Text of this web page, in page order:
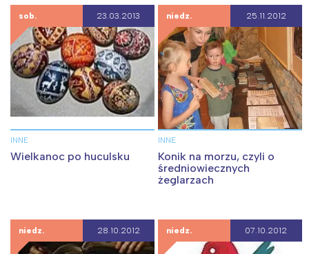
sob. 23.03.2013
INNE
Wielkanoc po huculsku
niedz. 25.11.2012
INNE
Konik na morzu, czyli o
średniowiecznych
żeglarzach
niedz. 28.10.2012 niedz. 07.10.2012